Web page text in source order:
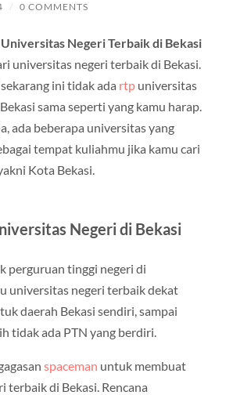
/ 0 COMMENTS
Negeri Terbaik di Bekasi
universitas negeri terbaik di Bekasi.
ini tidak ada rtpuniversitas
sama seperti yang kamu harap.
ada beberapa universitas yang
tempat kuliahmu jika kamu cari
Kota Bekasi.
Negeri di Bekasi
perguruan tinggi negeri di
universitas negeri terbaik dekat
daerah Bekasi sendiri, sampai
tidak ada PTN yang berdiri.
spaceman untuk membuat
terbaik di Bekasi. Rencana